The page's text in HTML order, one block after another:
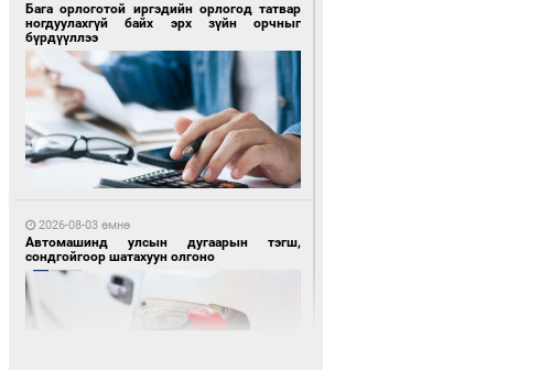
1 өдрийн өмнө өмнө
Ноцтой зөрчил гаргасан автобусны
Бага орлоготой иргэдийн орлогод татвар
ногдуулахгүй байх эрх зүйн орчныг
бүрдүүллээ
2026-08-03 өмнө
Автомашинд улсын дугаарын тэгш,
сондгойгоор шатахуун олгоно